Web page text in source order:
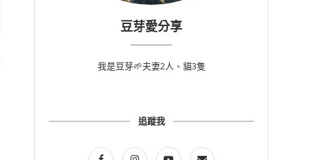
豆芽愛分享
我是豆芽🌱夫妻2人、貓3隻
追蹤我